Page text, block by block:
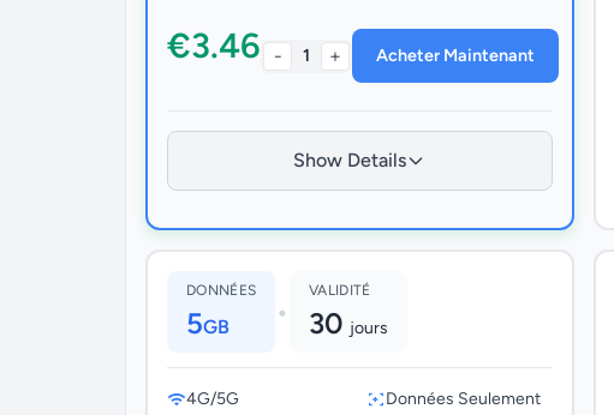
€3.46 - 1 + Acheter Maintenant
Show Details
DONNÉES
5GB •
VALIDITÉ
30 jours
4G/5G
Données Seulement